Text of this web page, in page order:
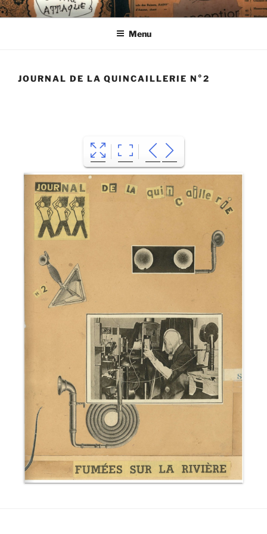
Aller
au
CIE LES ENDIMANCHÉS
Menu
JOURNAL DE LA QUINCAILLERIE N°2